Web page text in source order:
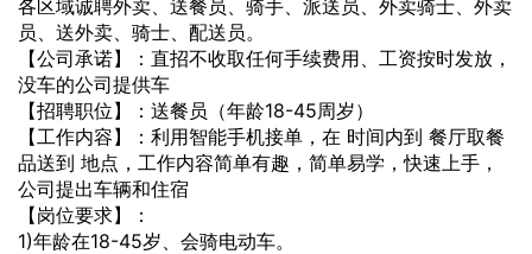
各区域诚聘外卖、送餐员、骑手、派送员、外卖骑士、外卖
员、送外卖、骑士、配送员。
【公司承诺】：直招不收取任何手续费用、工资按时发放，
没车的公司提供车
【招聘职位】：送餐员（年龄18-45周岁）
【工作内容】：利用智能手机接单，在 时间内到 餐厅取餐
品送到 地点，工作内容简单有趣，简单易学，快速上手，
公司提出车辆和住宿
【岗位要求】：
1)年龄在18-45岁、会骑电动车。